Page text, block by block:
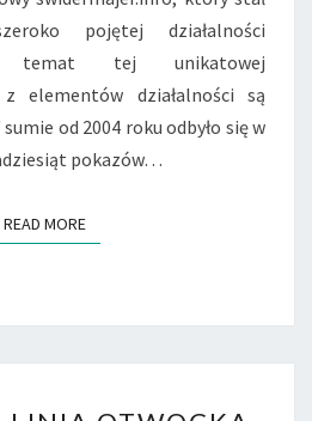
pojętej działalności
temat tej unikatowej
z elementów działalności są
od 2004 roku odbyło się w
pokazów…
READ MOREREAD MORE